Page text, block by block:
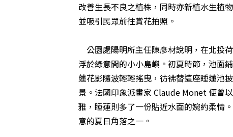
改善生長不良之植株，同時亦新植水生植
並吸引民眾前往賞花拍照。
公園處陽明所主任陳彥材說明，在北投
浮於綠意間的小小島嶼。初夏時節，池面
蓮花影隨波輕輕搖曳，彷彿替這座睡蓮池
景。法國印象派畫家 Claude Monet 便曾
雅，睡蓮則多了一份貼近水面的婉約柔情
意的夏日角落之一。